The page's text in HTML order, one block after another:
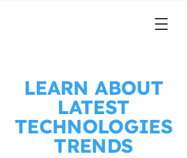
LEARN ABOUT
LATEST
TECHNOLOGIES
TRENDS